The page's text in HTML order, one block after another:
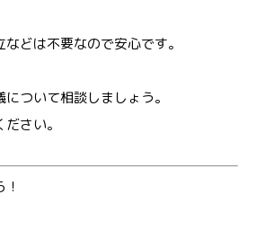
どは不要なので安心です。
ついて相談しましょう。
さい。